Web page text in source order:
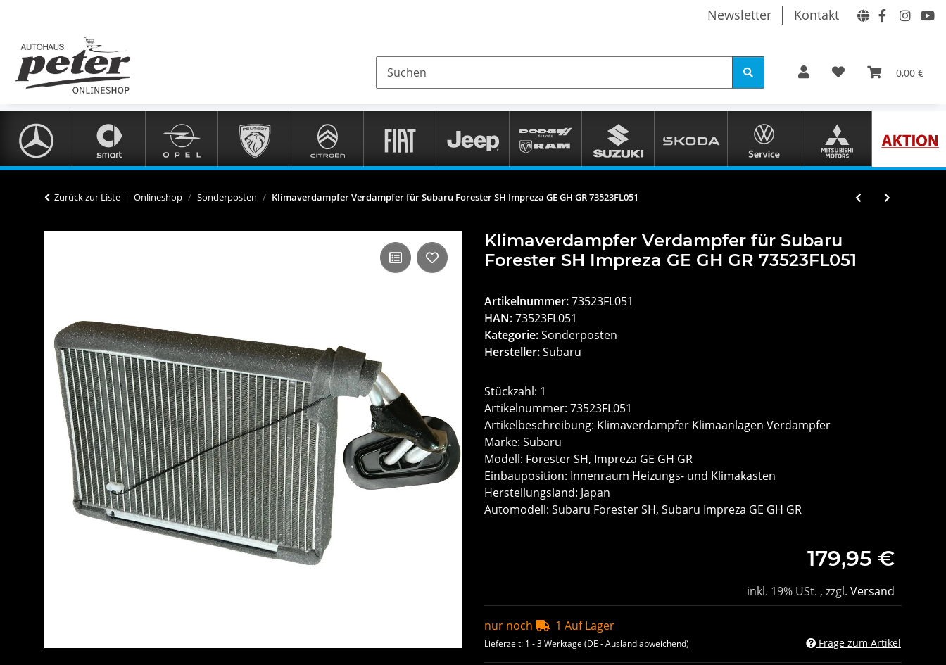
Newsletter Kontakt
0,00 €
Zurück zur Liste Onlineshop Sonderposten Klimaverdampfer Verdampfer für Subaru Forester SH Impreza GE GH GR 73523FL051
Klimaverdampfer Verdampfer für Subaru
Forester SH Impreza GE GH GR 73523FL051
Artikelnummer:73523FL051
HAN:73523FL051
Kategorie:Sonderposten
Hersteller:Subaru
Stückzahl: 1
Artikelnummer: 73523FL051
Artikelbeschreibung: Klimaverdampfer Klimaanlagen Verdampfer
Marke: Subaru
Modell: Forester SH, Impreza GE GH GR
Einbauposition: Innenraum Heizungs- und Klimakasten
Herstellungsland: Japan
Automodell: Subaru Forester SH, Subaru Impreza GE GH GR
179,95 €
inkl. 19% USt. , zzgl. Versand
nur noch 1 Auf Lager
Lieferzeit: 1 - 3 Werktage (DE - Ausland abweichend) Frage zum Artikel